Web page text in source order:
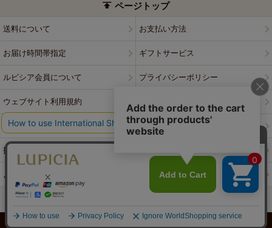
ページトップ
送料について お支払い方法
お届け時間帯指定 ギフトサービス
ルピシア会員について プライバシーポリシー
ウェブサイト利用規約
会社案内 店舗案内
採用情報
よくある質問 お問い合わせ